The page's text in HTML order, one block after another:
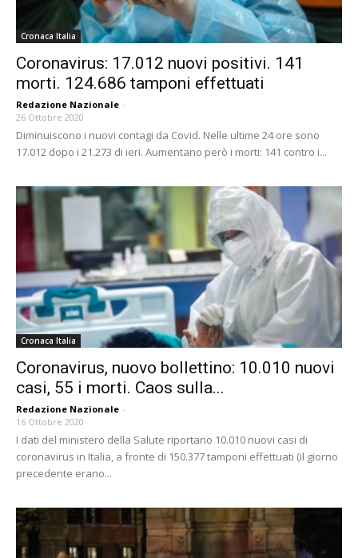
Cronaca Italia
Coronavirus: 17.012 nuovi positivi. 141
morti. 124.686 tamponi effettuati
Redazione Nazionale -
26 Ottobre 2020
Diminuiscono i nuovi contagi da Covid. Nelle ultime 24 ore sono
17.012 dopo i 21.273 di ieri. Aumentano però i morti: 141 contro i...
Cronaca Italia
Coronavirus, nuovo bollettino: 10.010 nuovi
casi, 55 i morti. Caos sulla...
Redazione Nazionale -
16 Ottobre 2020
I dati del ministero della Salute riportano 10.010 nuovi casi di
coronavirus in Italia, a fronte di 150.377 tamponi effettuati (il giorno
precedente erano...